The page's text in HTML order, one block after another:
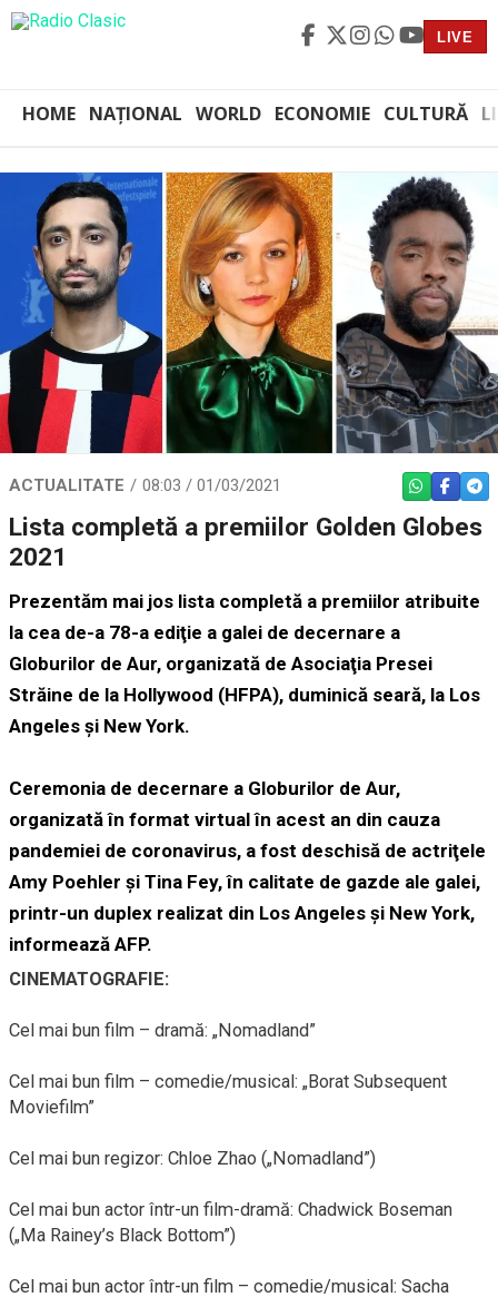
LIVE
HOME NAȚIONAL WORLD ECONOMIE CULTURĂ
ACTUALITATE 08:03 / 01/03/2021 WHATSAPP
Lista completă a premiilor Golden Globes
2021
Prezentăm mai jos lista completă a premiilor atribuite
la cea de-a 78-a ediţie a galei de decernare a
Globurilor de Aur, organizată de Asociaţia Presei
Străine de la Hollywood (HFPA), duminică seară, la Los
Angeles şi New York.
Ceremonia de decernare a Globurilor de Aur,
organizată în format virtual în acest an din cauza
pandemiei de coronavirus, a fost deschisă de actriţele
Amy Poehler şi Tina Fey, în calitate de gazde ale galei,
printr-un duplex realizat din Los Angeles şi New York,
informează AFP.
CINEMATOGRAFIE:
Cel mai bun film – dramă: „Nomadland”
Cel mai bun film – comedie/musical: „Borat Subsequent
Moviefilm”
Cel mai bun regizor: Chloe Zhao („Nomadland”)
Cel mai bun actor într-un film-dramă: Chadwick Boseman
(„Ma Rainey’s Black Bottom”)
Cel mai bun actor într-un film – comedie/musical: Sacha